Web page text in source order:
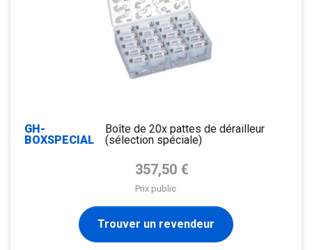
GH-
BOXSPECIAL
Boîte de 20x pattes de dérailleur
(sélection spéciale)
Prix de base
357,50 €
Prix public
Trouver un revendeur